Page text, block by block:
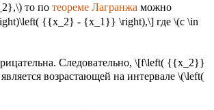
то по теореме Лагранжа можно
{{x_2} - {x_1}} \right),\] где \(c \in
Следовательно, \[f\left( {{x_2}}
возрастающей на интервале \(\left(